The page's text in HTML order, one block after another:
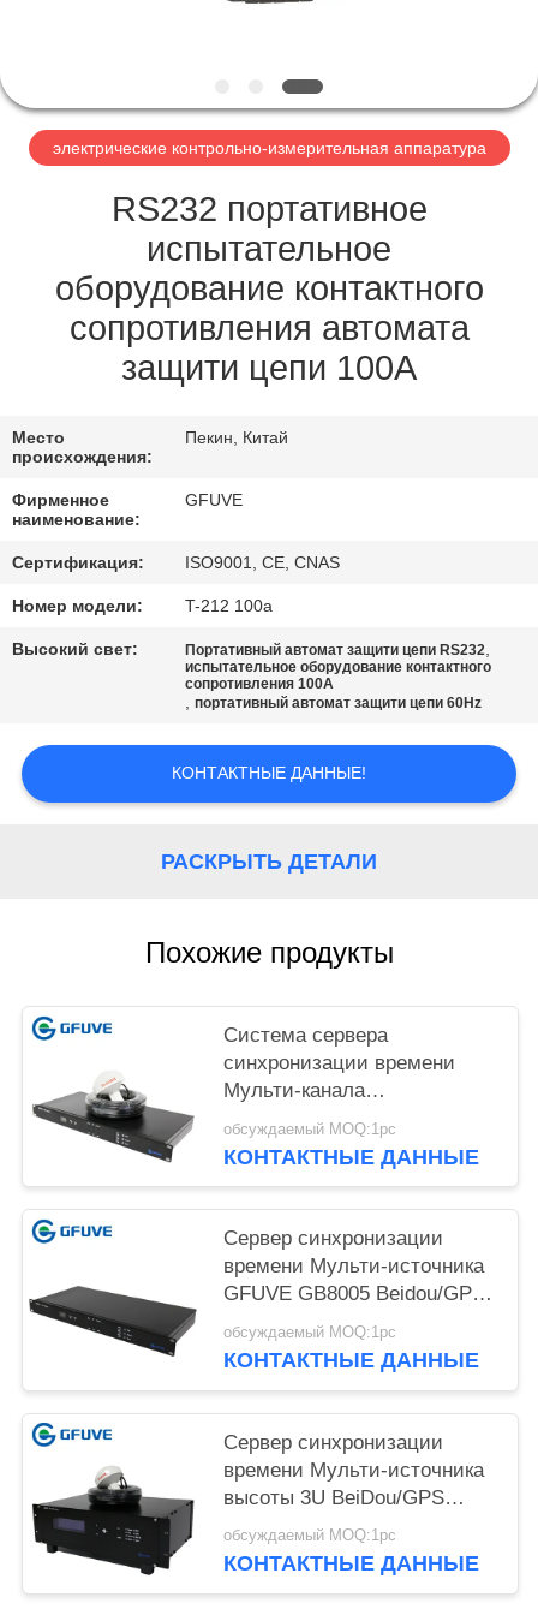
СВЯЖИТЕСЬ
МЫ
НОВОСТИ
СПРОСИТЕ
ЦИТАТУ
САЙТА
PRIVACY
электрические контрольно-измерительная аппаратура
RS232 портативное
испытательное
оборудование контактного
сопротивления автомата
защити цепи 100A
Место
происхождения:
Пекин, Китай
Фирменное
наименование:
GFUVE
Сертификация: ISO9001, CE, CNAS
Номер модели: T-212 100a
Высокий свет: Портативный автомат защити цепи RS232,
испытательное оборудование контактного
сопротивления 100A
,портативный автомат защити цепи 60Hz
КОНТАКТНЫЕ ДАННЫЕ!
РАСКРЫТЬ ДЕТАЛИ
Похожие продукты
Система сервера
синхронизации времени
Мульти-канала
электропитания 10W
BeiDou/GPS GFUVE GB8002
AC/DC бинарная
обсуждаемый MOQ:1pc
КОНТАКТНЫЕ ДАННЫЕ
Сервер синхронизации
времени Мульти-источника
GFUVE GB8005 Beidou/GPS
бинарный
обсуждаемый MOQ:1pc
КОНТАКТНЫЕ ДАННЫЕ
Сервер синхронизации
времени Мульти-источника
высоты 3U BeiDou/GPS
GFUVE GB8007 бинарный
обсуждаемый MOQ:1pc
КОНТАКТНЫЕ ДАННЫЕ